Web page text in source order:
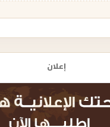
إعلان